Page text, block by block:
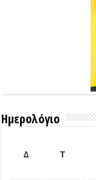
Ημερολόγιο
Δ
Τ